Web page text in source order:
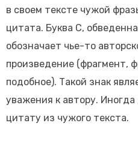
в своем тексте чужой
цитата. Буква С,
обозначает чье-то
произведение (фрагмент,
подобное). Такой знак
уважения к автору.
цитату из чужого текста.